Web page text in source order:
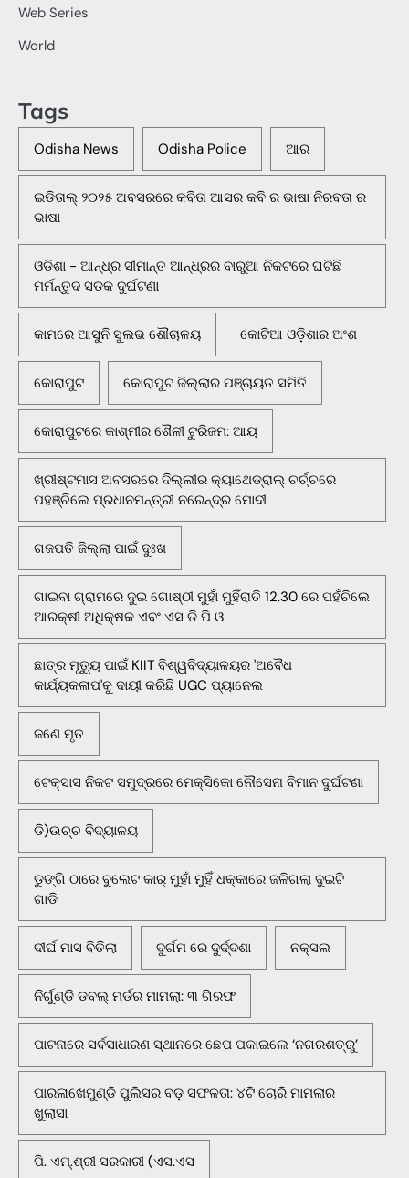
Web Series
World
Tags
Odisha News Odisha Police ଆର
ଇଡିତାଲ୍ ୨୦୨୫ ଅବସରରେ କବିତା ଆସର କବି ର ଭାଷା ନିରବତା ର
ଭାଷା
ଓଡିଶା - ଆନ୍ଧ୍ର ସୀମାନ୍ତ ଆନ୍ଧ୍ରର ବାରୁଆ ନିକଟରେ ଘଟିଛି
ମର୍ମନ୍ତୁଦ ସଡକ ଦୁର୍ଘଟଣା
କାମରେ ଆସୁନି ସୁଲଭ ଶୌଚାଳୟ କୋଟିଆ ଓଡ଼ିଶାର ଅଂଶ
କୋରାପୁଟ କୋରାପୁଟ ଜିଲ୍ଲାର ପଞ୍ଚାୟତ ସମିତି
କୋରାପୁଟରେ କାଶ୍ମୀର ଶୈଳୀ ଟୁରିଜମ: ଆୟ
ଖ୍ରୀଷ୍ଟମାସ ଅବସରରେ ଦିଲ୍ଲୀର କ୍ୟାଥେଡ୍ରାଲ୍ ଚର୍ଚ୍ଚରେ
ପହଞ୍ଚିଲେ ପ୍ରଧାନମନ୍ତ୍ରୀ ନରେନ୍ଦ୍ର ମୋଦୀ
ଗଜପତି ଜିଲ୍ଲା ପାଇଁ ଦୁଃଖ
ଗାଇବା ଗ୍ରାମରେ ଦୁଇ ଗୋଷ୍ଠୀ ମୁହାଁ ମୁହିଁରାତି 12.30 ରେ ପହଁଚିଲେ
ଆରକ୍ଷୀ ଅଧିକ୍ଷକ ଏବଂ ଏସ ଡି ପି ଓ
ଛାତ୍ର ମୃତ୍ୟୁ ପାଇଁ KIIT ବିଶ୍ୱବିଦ୍ୟାଳୟର 'ଅବୈଧ
କାର୍ଯ୍ୟକଳାପ'କୁ ଦାୟୀ କରିଛି UGC ପ୍ୟାନେଲ
ଜଣେ ମୃତ
ଟେକ୍ସାସ ନିକଟ ସମୁଦ୍ରରେ ମେକ୍ସିକୋ ନୌସେନା ବିମାନ ଦୁର୍ଘଟଣା
ଡି)ଉଚ୍ଚ ବିଦ୍ୟାଳୟ
ଡୁଙ୍ଗି ଠାରେ ବୁଲେଟ କାର୍ ମୁହାଁ ମୁହିଁ ଧକ୍କାରେ ଜଳିଗଲା ଦୁଇଟି
ଗାଡି
ଦୀର୍ଘ ମାସ ବିତିଲା ଦୁର୍ଗମ ରେ ଦୁର୍ଦ୍ଦଶା ନକ୍ସଲ
ନିର୍ଗୁଣ୍ଡି ଡବଲ୍ ମର୍ଡର ମାମଲା: ୩ ଗିରଫ
ପାଟନାରେ ସର୍ବସାଧାରଣ ସ୍ଥାନରେ ଛେପ ପକାଇଲେ ‘ନଗରଶତ୍ରୁ’
ପାରଳାଖେମୁଣ୍ଡି ପୁଲିସର ବଡ଼ ସଫଳତା: ୪ଟି ଚୋରି ମାମଲାର
ଖୁଲାସା
ପି. ଏମ୍.ଶ୍ରୀ ସରକାରୀ (ଏସ.ଏସ